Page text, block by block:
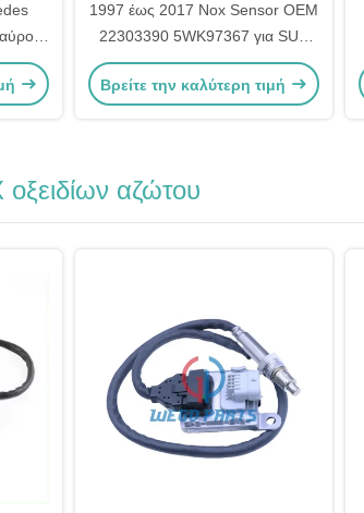
1997 έως 2017 Nox Sensor OEM
22303390 5WK97367 για SUV
VOL XC40
Βρείτε την καλύτερη τιμή
αζώτου